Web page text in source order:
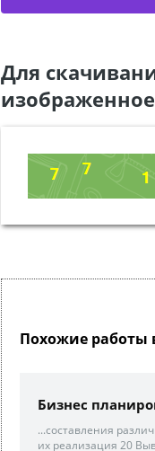
Для
Похожие работы
Бизнес
...составления
их реализация 20